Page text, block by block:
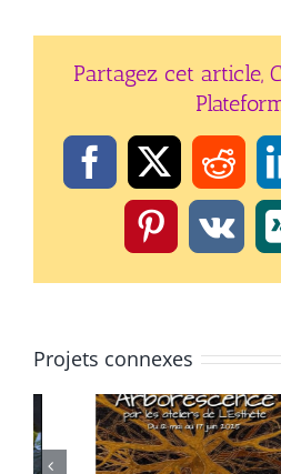
Partagez cet article,
Facebook
X
Pinterest
Vk
Projets connexes
BOITES ET PIC